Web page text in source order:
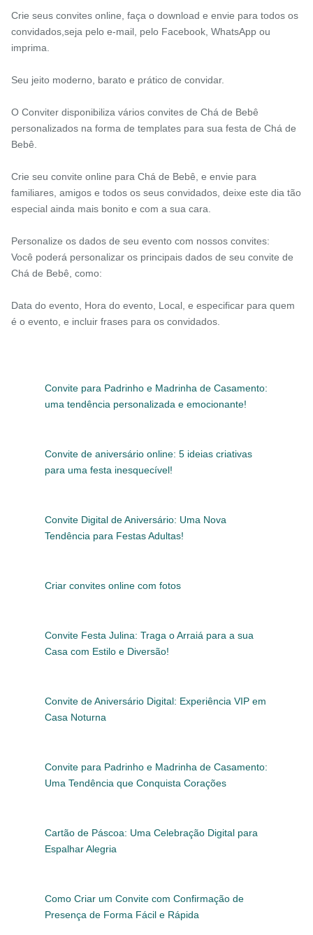
Crie seus convites online, faça o download e envie para todos os
convidados,seja pelo e-mail, pelo Facebook, WhatsApp ou
imprima.
Seu jeito moderno, barato e prático de convidar.
O Conviter disponibiliza vários convites de Chá de Bebê
personalizados na forma de templates para sua festa de Chá de
Bebê.
Crie seu convite online para Chá de Bebê, e envie para
familiares, amigos e todos os seus convidados, deixe este dia tão
especial ainda mais bonito e com a sua cara.
Personalize os dados de seu evento com nossos convites:
Você poderá personalizar os principais dados de seu convite de
Chá de Bebê, como:
Data do evento, Hora do evento, Local, e especificar para quem
é o evento, e incluir frases para os convidados.
Convite para Padrinho e Madrinha de Casamento:
uma tendência personalizada e emocionante!
Convite de aniversário online: 5 ideias criativas
para uma festa inesquecível!
Convite Digital de Aniversário: Uma Nova
Tendência para Festas Adultas!
Criar convites online com fotos
Convite Festa Julina: Traga o Arraiá para a sua
Casa com Estilo e Diversão!
Convite de Aniversário Digital: Experiência VIP em
Casa Noturna
Convite para Padrinho e Madrinha de Casamento:
Uma Tendência que Conquista Corações
Cartão de Páscoa: Uma Celebração Digital para
Espalhar Alegria
Como Criar um Convite com Confirmação de
Presença de Forma Fácil e Rápida